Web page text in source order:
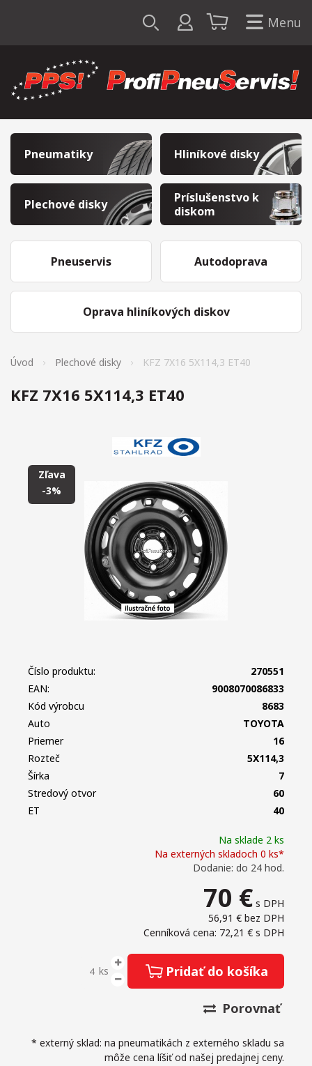
Menu
Pneumatiky Hliníkové disky
Plechové disky
Príslušenstvo k
diskom
Pneuservis
Oprava hliníkových diskov
Autodoprava
Úvod Plechové disky KFZ 7X16 5X114,3 ET40
KFZ 7X16 5X114,3 ET40
Zľava
-3%
Na sklade 2 ks
Na externých skladoch 0 ks*
Dodanie: do 24 hod.
70 € s DPH
56,91 € bez DPH
Cenníková cena: 72,21 € s DPH
ks Pridať do košíka
Porovnať
* externý sklad: na pneumatikách z externého skladu sa
môže cena líšiť od našej predajnej ceny.
Číslo produktu:
270551
EAN:
9008070086833
Kód výrobcu
8683
Auto
TOYOTA
Priemer
16
Rozteč
5X114,3
Šírka
7
Stredový otvor
60
ET
40